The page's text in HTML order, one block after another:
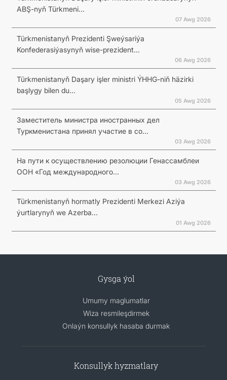
ABŞ-nyň Türkmeni...
07 Awg 2026
Türkmenistanyň Prezidenti Şweýsariýa
Konfederasiýasynyň wise-prezident...
06 Awg 2026
Türkmenistanyň Daşary işler ministri ÝHHG-niň häzirki
başlygy bilen du...
05 Awg 2026
Заместитель министра иностранных дел
Туркменистана принял участие в со...
03 Awg 2026
На пути к осуществлению резолюции Генассамблеи
ООН «Год международного...
03 Awg 2026
Türkmenistanyň hormatly Prezidenti Merkezi Aziýa
ýurtlarynyň we Azerba...
01 Awg 2026
Gysga ýol
Umumy maglumatlar
Wiza resmileşdirmek
Onlaýn konsullyk hasaba durmak
Konsullyk hyzmatlary